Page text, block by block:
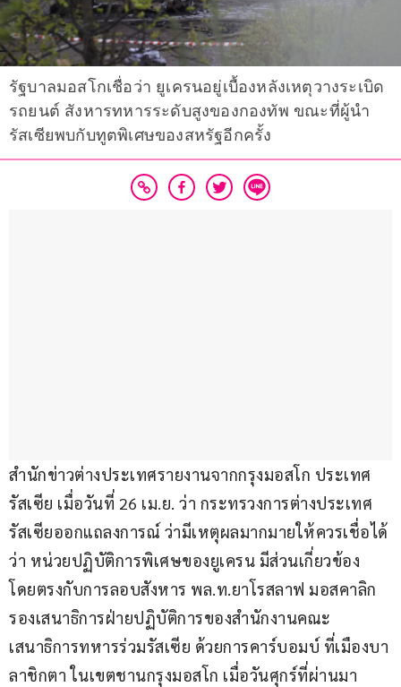
รัฐบาลมอสโกเชื่อว่า ยูเครนอยู่เบื้องหลังเหตุวางระเบิด
รถยนต์ สังหารทหารระดับสูงของกองทัพ ขณะที่ผู้นำ
รัสเซียพบกับทูตพิเศษของสหรัฐอีกครั้ง
สำนักข่าวต่างประเทศรายงานจากกรุงมอสโก ประเทศ
รัสเซีย เมื่อวันที่ 26 เม.ย. ว่า กระทรวงการต่างประเทศ
รัสเซียออกแถลงการณ์ ว่ามีเหตุผลมากมายให้ควรเชื่อได้
ว่า หน่วยปฏิบัติการพิเศษของยูเครน มีส่วนเกี่ยวข้อง
โดยตรงกับการลอบสังหาร พล.ท.ยาโรสลาฟ มอสคาลิก
รองเสนาธิการฝ่ายปฏิบัติการของสำนักงานคณะ
เสนาธิการทหารร่วมรัสเซีย ด้วยการคาร์บอมบ์ ที่เมืองบา
ลาชิกตา ในเขตชานกรุงมอสโก เมื่อวันศุกร์ที่ผ่านมา